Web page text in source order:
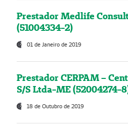
Prestador Medlife
(51004334-2)
01 de Janeiro de 2019
Prestador CERPAM –
S/S Ltda-ME (52004274-
18 de Outubro de 2019